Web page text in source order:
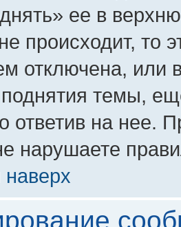
ее в
происходит, то
отключена, или
поднятия темы,
ответив на нее.
нарушаете
наверх